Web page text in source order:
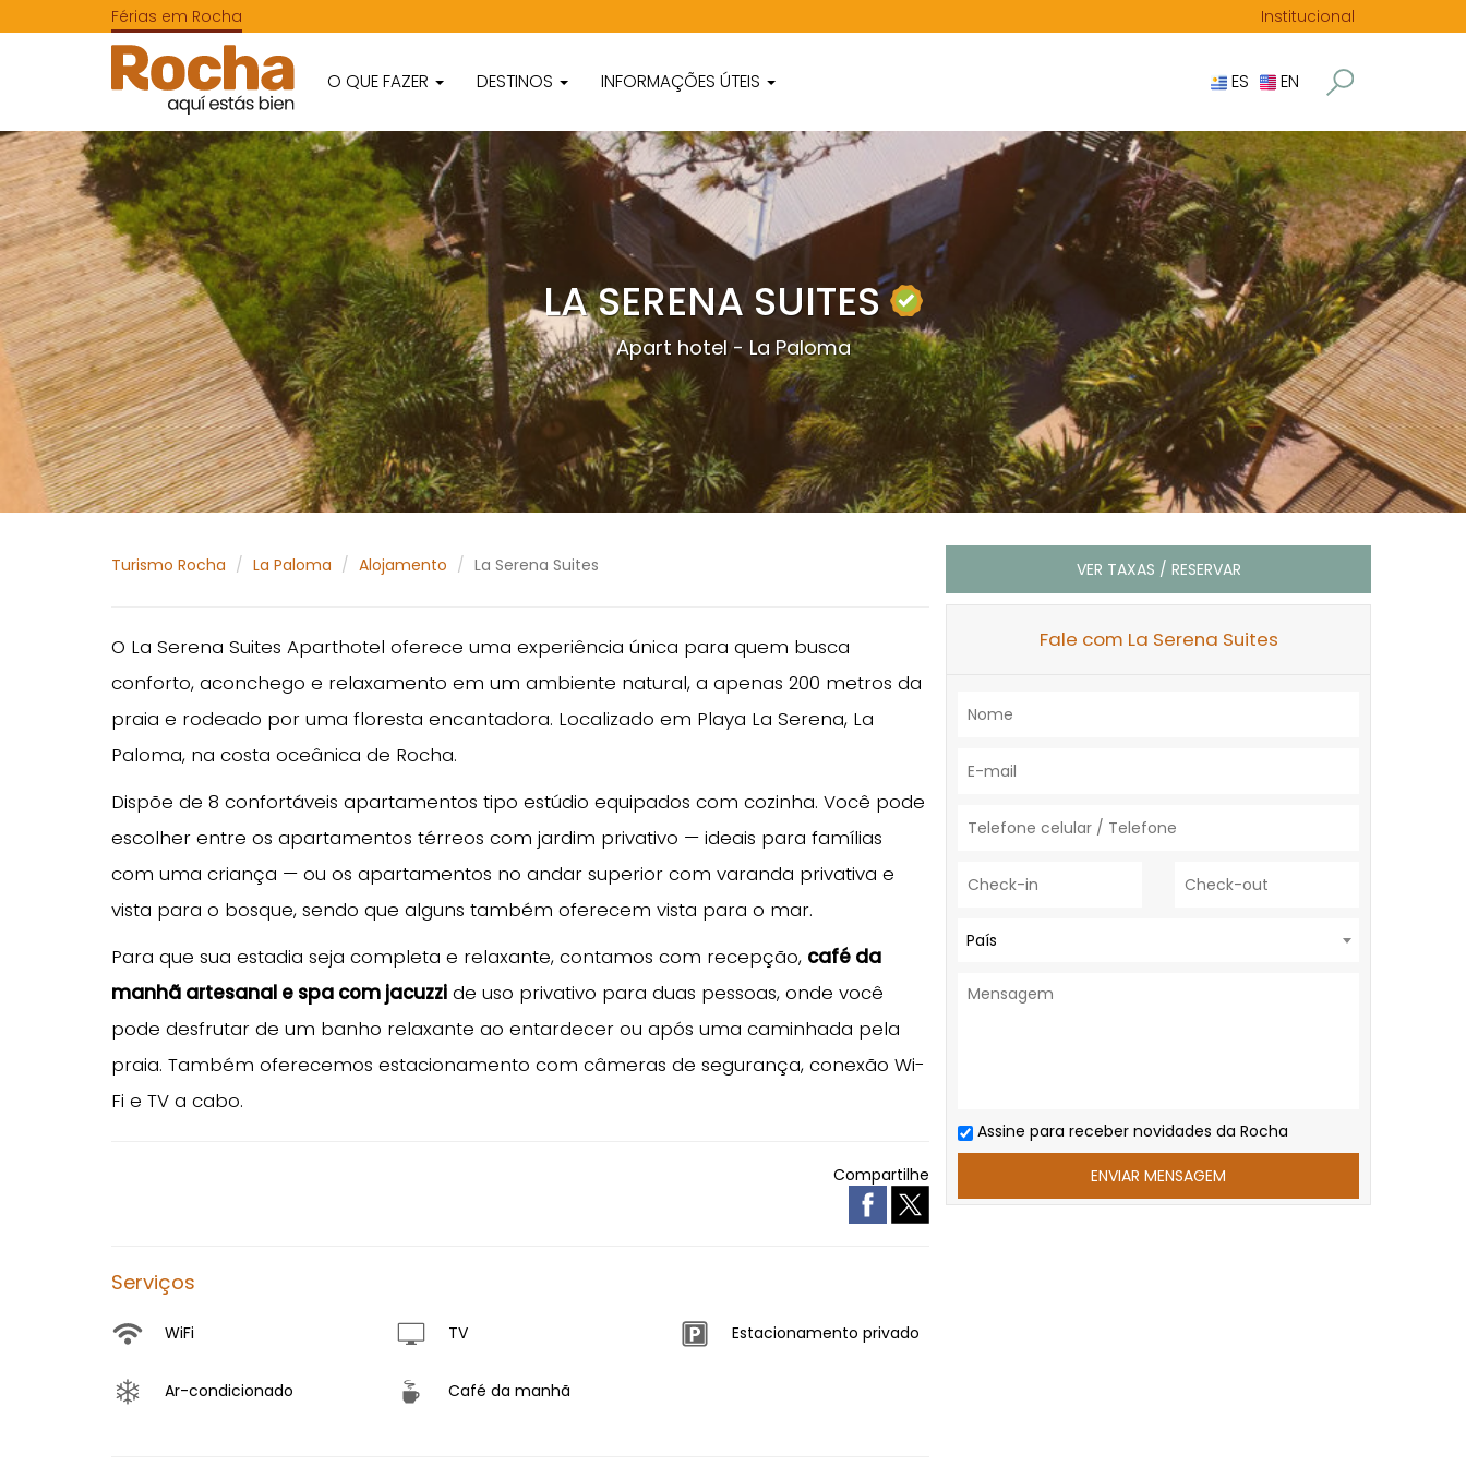
Férias em Rocha Institucional
O QUE FAZER DESTINOS INFORMAÇÕES ÚTEIS ES EN
LA SERENA SUITES
Apart hotel - La Paloma
Turismo Rocha La Paloma Alojamento La Serena Suites
O La Serena Suites Aparthotel oferece uma experiência única para quem busca
conforto, aconchego e relaxamento em um ambiente natural, a apenas 200 metros da
praia e rodeado por uma floresta encantadora. Localizado em Playa La Serena, La
Paloma, na costa oceânica de Rocha.
Dispõe de 8 confortáveis apartamentos tipo estúdio equipados com cozinha. Você pode
escolher entre os apartamentos térreos com jardim privativo — ideais para famílias
com uma criança — ou os apartamentos no andar superior com varanda privativa e
vista para o bosque, sendo que alguns também oferecem vista para o mar.
Para que sua estadia seja completa e relaxante, contamos com recepção, café da
manhã artesanal e spa com jacuzzi de uso privativo para duas pessoas, onde você
pode desfrutar de um banho relaxante ao entardecer ou após uma caminhada pela
praia. Também oferecemos estacionamento com câmeras de segurança, conexão Wi-
Fi e TV a cabo.
Compartilhe
Serviços
WiFi TV Estacionamento privado
Ar-condicionado Café da manhã
VER TAXAS / RESERVAR
Fale com La Serena Suites
País
Assine para receber novidades da Rocha